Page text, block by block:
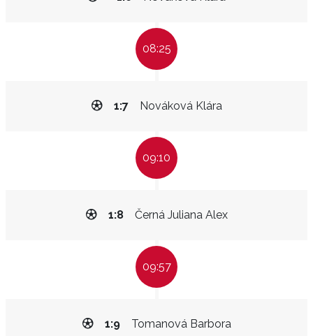
08:25
Nováková Klára
1:7
09:10
Černá Juliana Alex
1:8
09:57
Tomanová Barbora
1:9